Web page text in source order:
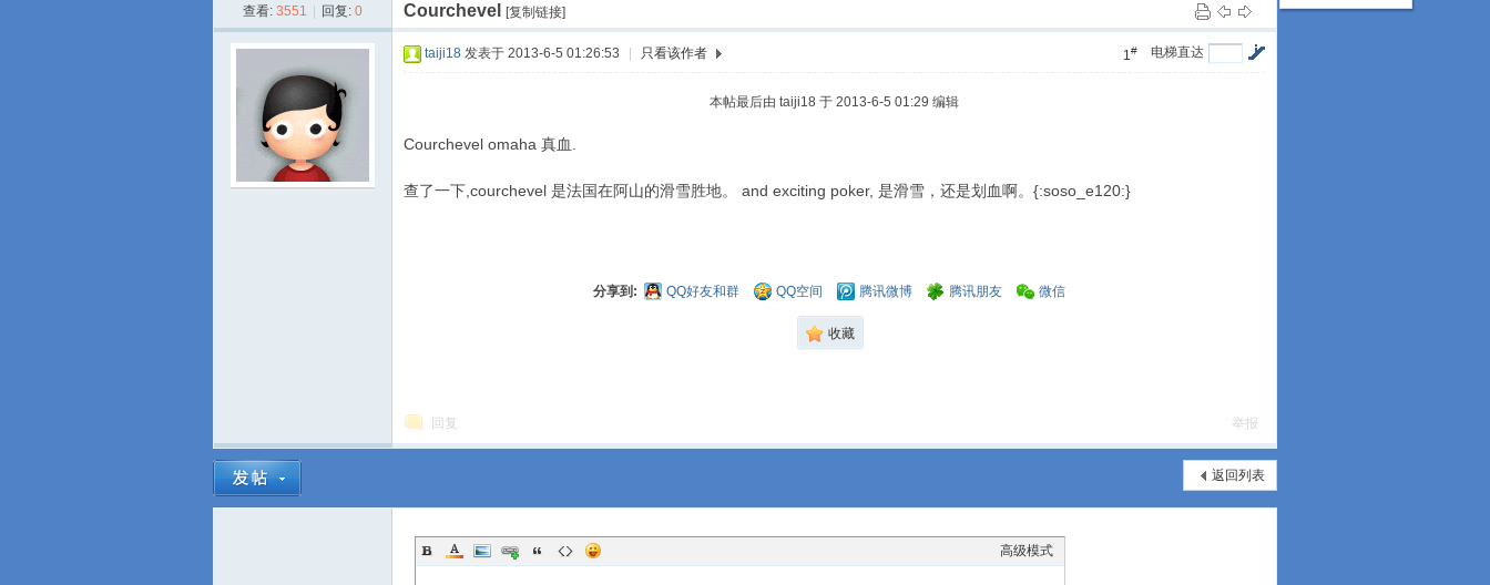
城
› › ›
查看: 3551 回复: 0 Courchevel [复制链接]
电梯直达
1#
taiji18 发表于 2013-6-5 01:26:53 只看该作者
本帖最后由 taiji18 于 2013-6-5 01:29 编辑
Courchevel omaha 真血.
查了一下,courchevel 是法国在阿山的滑雪胜地。 and exciting poker, 是滑雪，还是划血啊。{:soso_e120:}
分享到: QQ好友和群 QQ空间 腾讯微博 腾讯朋友 微信
收藏
回复 举报
返回列表
高级模式